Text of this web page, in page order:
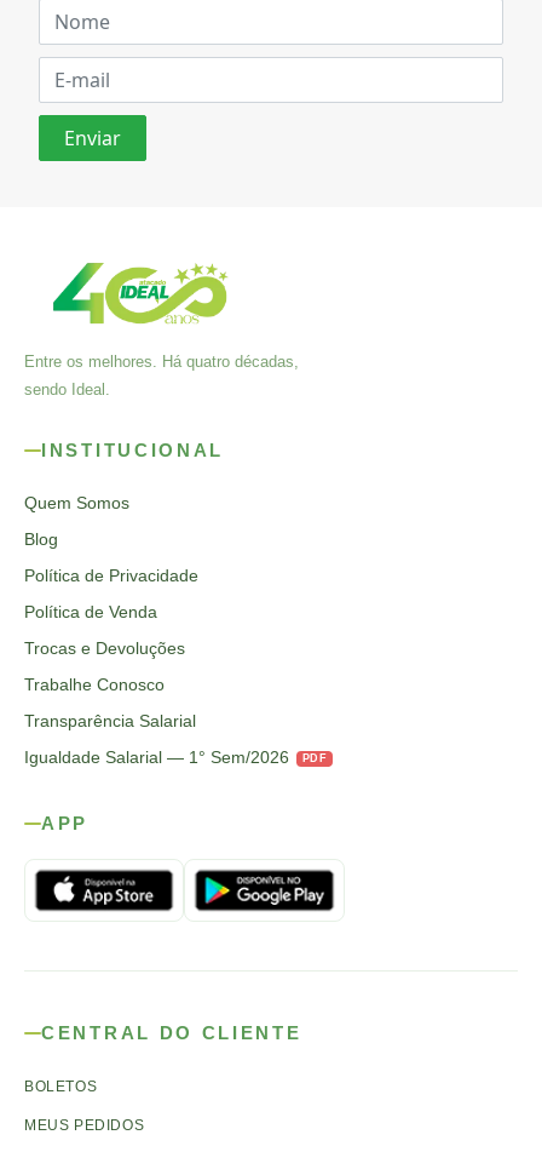
Entre os melhores. Há quatro décadas,
sendo Ideal.
INSTITUCIONAL
Quem Somos
Blog
Política de Privacidade
Política de Venda
Trocas e Devoluções
Trabalhe Conosco
Transparência Salarial
Igualdade Salarial — 1° Sem/2026
PDF
APP
CENTRAL DO CLIENTE
BOLETOS
MEUS PEDIDOS